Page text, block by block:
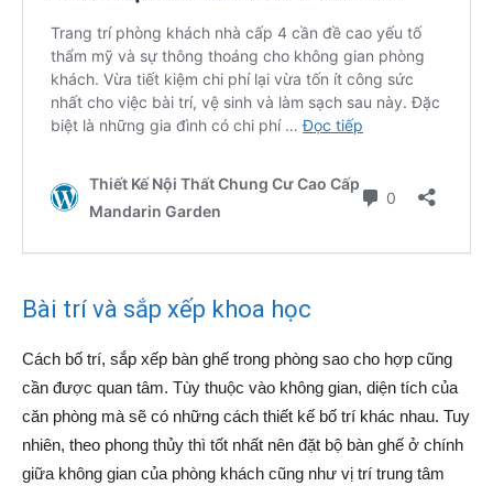
Bài trí và sắp xếp khoa học
Cách bố trí, sắp xếp bàn ghế trong phòng sao cho hợp cũng
cần được quan tâm. Tùy thuộc vào không gian, diện tích của
căn phòng mà sẽ có những cách thiết kế bố trí khác nhau. Tuy
nhiên, theo phong thủy thì tốt nhất nên đặt bộ bàn ghế ở chính
giữa không gian của phòng khách cũng như vị trí trung tâm